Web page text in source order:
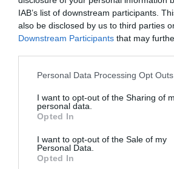
IAB’s list of downstream participants.
also be disclosed by us to third parties
Downstream Participants that may
Personal Data Processing Opt Outs
I want to opt-out of the Sharing of
personal data.
Opted In
I want to opt-out of the Sale of my
Personal Data.
Opted In
Tags
fallecimiento por accidente
Destacados